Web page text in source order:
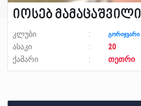
იოსებ მამაცაშვილი
კლუბი გორიჯვარი
ასაკი
20
ქამარი
თეთრი